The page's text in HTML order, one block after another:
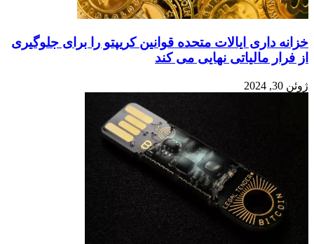
خزانه داری ایالات متحده قوانین کریپتو را برای جلوگیری
از فرار مالیاتی نهایی می کند
ژوئن 30, 2024